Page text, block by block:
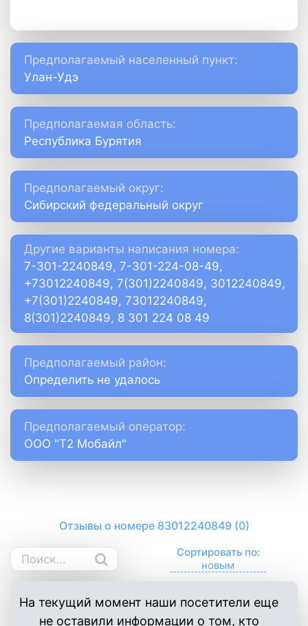
Предполагаемый населенный пункт:
Улан-Удэ
Предполагаемая область:
Республика Бурятия
Предполагаемый округ:
Сибирский федеральный округ
Другие варианты написания номера:
7-301-2240849, 7-301-224-08-49,
+73012240849, 7(301)2240849, 3012240849,
+7(301)2240849, 73012240849,
8(301)2240849, 8 301 224 08 49
Предполагаемый район:
Определить не удалось
Предполагаемый оператор:
ООО "Т2 Мобайл"
Отзывы о номере 83012240849 (0)
Сортировать по:
На текущий момент наши посетители еще
не оставили информации о том, кто